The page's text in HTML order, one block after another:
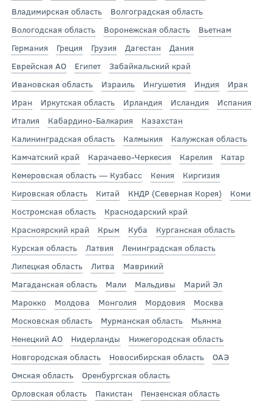
Владимирская область
Волгоградская область
Вологодская область
Воронежская область
Вьетнам
Германия
Греция Грузия Дагестан
Дания
Еврейская АО
Египет
Забайкальский край
Ивановская область
Израиль Ингушетия Индия
Ирак
Иран
Иркутская область Ирландия Исландия
Испания
Италия
Кабардино-Балкария
Казахстан
Калининградская область
Калмыкия
Калужская область
Камчатский край
Карачаево-Черкесия Карелия
Катар
Кемеровская область — Кузбасс
Кения
Киргизия
Кировская область
Китай КНДР (Северная Корея)
Коми
Костромская область
Краснодарский край
Красноярский край
Крым Куба
Курганская область
Курская область
Латвия
Ленинградская область
Липецкая область
Литва
Маврикий
Магаданская область
Мали Мальдивы
Марий Эл
Марокко
Молдова Монголия Мордовия
Москва
Московская область
Мурманская область
Мьянма
Ненецкий АО
Нидерланды
Нижегородская область
Новгородская область
Новосибирская область
ОАЭ
Омская область
Оренбургская область
Орловская область
Пакистан
Пензенская область